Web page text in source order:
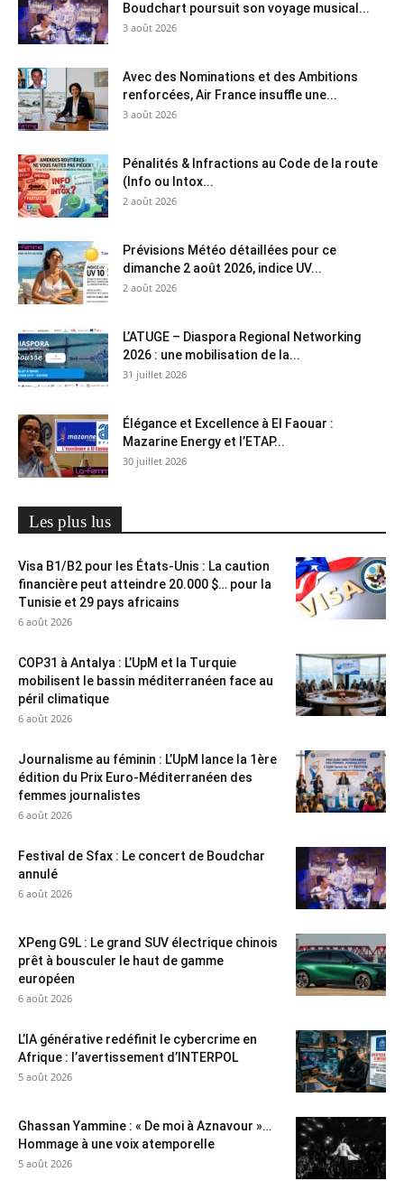
Boudchart poursuit son voyage musical...
3 août 2026
Avec des Nominations et des Ambitions
renforcées, Air France insuffle une...
3 août 2026
Pénalités & Infractions au Code de la route
(Info ou Intox...
2 août 2026
Prévisions Météo détaillées pour ce
dimanche 2 août 2026, indice UV...
2 août 2026
L’ATUGE – Diaspora Regional Networking
2026 : une mobilisation de la...
31 juillet 2026
Élégance et Excellence à El Faouar :
Mazarine Energy et l’ETAP...
30 juillet 2026
Les plus lus
Visa B1/B2 pour les États-Unis : La caution
financière peut atteindre 20.000 $… pour la
Tunisie et 29 pays africains
6 août 2026
COP31 à Antalya : L’UpM et la Turquie
mobilisent le bassin méditerranéen face au
péril climatique
6 août 2026
Journalisme au féminin : L’UpM lance la 1ère
édition du Prix Euro-Méditerranéen des
femmes journalistes
6 août 2026
Festival de Sfax : Le concert de Boudchar
annulé
6 août 2026
XPeng G9L : Le grand SUV électrique chinois
prêt à bousculer le haut de gamme
européen
6 août 2026
L’IA générative redéfinit le cybercrime en
Afrique : l’avertissement d’INTERPOL
5 août 2026
Ghassan Yammine : « De moi à Aznavour »…
Hommage à une voix atemporelle
5 août 2026